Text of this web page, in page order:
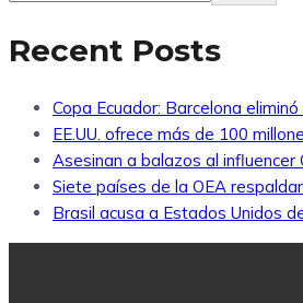
Recent Posts
Copa Ecuador: Barcelona
EE.UU. ofrece más de 100
Asesinan a balazos al
Siete países de la OEA
Brasil acusa a Estados Unidos